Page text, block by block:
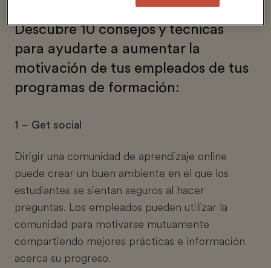
Descubre 10 consejos y técnicas
para ayudarte a aumentar la
motivación de tus empleados de tus
programas de formación:
1 – Get social
Dirigir una comunidad de aprendizaje online
puede crear un buen ambiente en el que los
estudiantes se sientan seguros al hacer
preguntas. Los empleados pueden utilizar la
comunidad para motivarse mutuamente
compartiendo mejores prácticas e información
acerca su progreso.